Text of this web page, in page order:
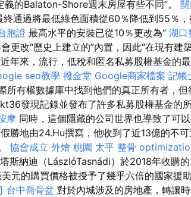
義的Balaton-Shore週末房屋有些不同”。
終通過將最低綠色面積從60％降低到55％，
胞證 最高水平的安裝已從10％更改為“ 湖口
更改“歷史上建立的”內置，因此“在現有
年來，流行，低稅和匿名私募股權基金的
seo教學 撥金堂 Google商家檔案 記帳
所有權數據庫中找到他們的真正所有者，但
發現記錄並發布了許多私募股權基金的
摩 同時，這個隱藏的公司世界也導致了可
勝地由24.Hu撰寫，他收到了近13億的不
協會成立 外燴 桃園 太平 整骨
斯納迪（LászlóTasnádi）於2018年收購的
元的購買價格被授予了幾乎六倍的國家援
台中喬骨盆 對於內城涉及的房地產，轉讓